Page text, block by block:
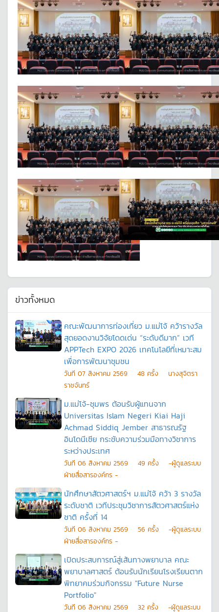
ข่าวทั้งหมด
คณะพัฒนาการท่องเที่ยว ม.แม่โจ้ คว้ารางวัล
สุดยอดงานวิจัยโดดเด่น “ระดับดีมาก” เวที
APPTech EXPO 2026 เทคโนโลยีที่เหมาะสม
เพื่อการพัฒนาชุมชน
วันที 07 สิงหาคม 2569 48 ครั้ง
นางสุจิตรา
ราชจันทร์
ม.แม่โจ้-ชุมพร ต้อนรับผู้แทนจาก
Universitas Islam Negeri Kiai Haji
Achmad Siddiq Jember สาธารณรัฐ
อินโดนีเซีย กระชับความร่วมมือทางวิชาการ
ระหว่างประเทศ
วันที 06 สิงหาคม 2569 49 ครั้ง
-ผู้ดูแลระบบ
ฝ่ายสื่อสารองค์กร -
นักศึกษาสัตวศาสตร์ฯ ม.แม่โจ้ คว้า 3 รางวัล
ระดับชาติ เวทีประชุมวิชาการสัตวศาสตร์แห่ง
ชาติ ครั้งที่ 14
วันที 06 สิงหาคม 2569 56 ครั้ง
-ผู้ดูแลระบบ
ฝ่ายสื่อสารองค์กร -
เปิดประสบการณ์สู่เส้นทางพยาบาล คณะ
พยาบาลศาสตร์ ต้อนรับนักเรียนโรงเรียนตาก
พิทยาคมร่วมกิจกรรม "Future Nurse
Portfolio"
วันที 06 สิงหาคม 2569 32 ครั้ง
-ผู้ดูแลระบบ